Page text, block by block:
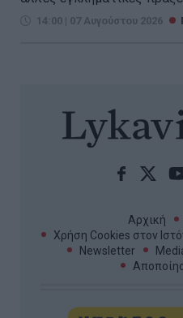
14:00 | 07 Αυγούστου 2026
Αρχική
Χρήση Cookies στον
Newsletter